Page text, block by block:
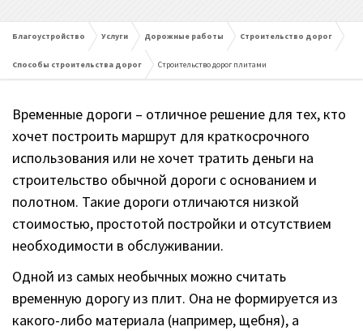
Благоустройство Услуги Дорожные работы Строительство дорог
Способы строительства дорог Строительство дорог плитами
Временные дороги – отличное решение для тех, кто
хочет построить маршрут для краткосрочного
использования или не хочет тратить деньги на
строительство обычной дороги с основанием и
полотном. Такие дороги отличаются низкой
стоимостью, простотой постройки и отсутствием
необходимости в обслуживании.
Одной из самых необычных можно считать
временную дорогу из плит. Она не формируется из
какого-либо материала (например, щебня), а